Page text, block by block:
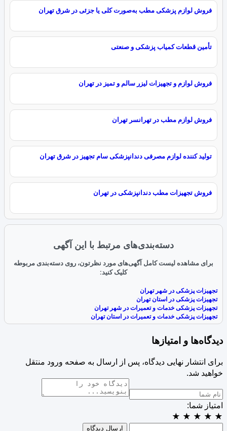
فروش لوازم پزشکی مطب به‌صورت کلی یا جزئی در شرق تهران
تأمین قطعات کمیاب پزشکی و صنعتی
فروش لوازم و تجهیزات لیزر سالم و تمیز در تهران
فروش لوازم مطب در تهرانسر تهران
تولید کننده لوازم مصرفی دندانپزشکی سام تجهیز در شرق تهران
فروش تجهیزات مطب دندانپزشکی در تهران
دسته‌بندی‌های مرتبط با این آگهی
برای مشاهده لیست کامل آگهی‌های مورد نظرتون، روی دسته‌بندی مربوطه
کلیک کنید:
تجهیزات پزشکی در شهر تهران
تجهیزات پزشکی در استان تهران
تجهیزات پزشکی خدمات و تعمیرات در شهر تهران
تجهیزات پزشکی خدمات و تعمیرات در استان تهران
دیدگاه‌ها و امتیازها
برای انتشار نهایی دیدگاه، پس از ارسال به صفحه ورود منتقل
خواهید شد.
امتیاز شما:
★
★
★
★
★
ارسال دیدگاه